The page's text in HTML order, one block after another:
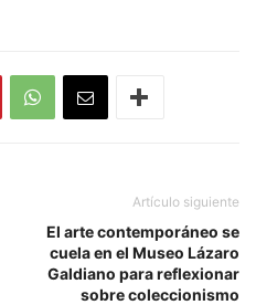
Artículo siguiente
El arte contemporáneo se
cuela en el Museo Lázaro
Galdiano para reflexionar
sobre coleccionismo